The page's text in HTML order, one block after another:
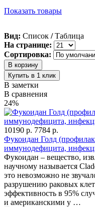
Показать товары
Вид: Список /Таблица
На странице:
Сортировка:
В заметки
В сравнения
24%
10190 р. 7784 р.
Фукоидан Голд
иммунодефицита,
Фукоидан – вещество,
научному называется
это невозможно не
разрушению раковых
эффективность в 95%
и американскими у …